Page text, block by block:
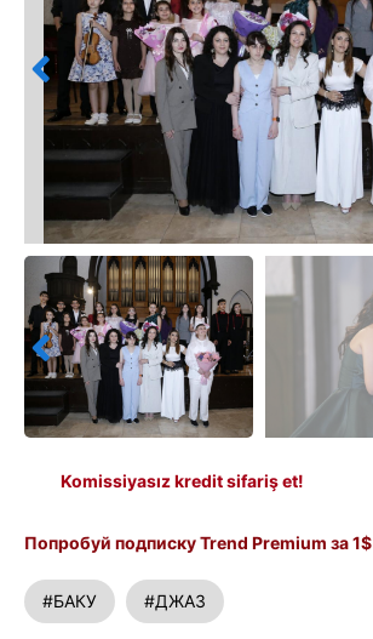
Komissiyasız kredit sifariş et!
Попробуй подписку Trend Premium за 1$
#БАКУ #ДЖАЗ